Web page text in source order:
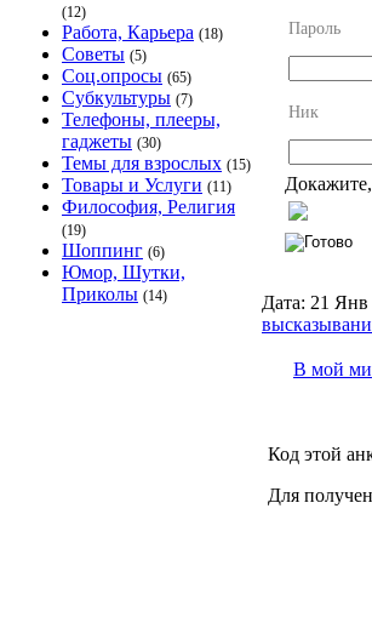
(12)
Работа, Карьера (18)
Советы (5)
Соц.опросы (65)
Субкультуры (7)
Телефоны, плееры,
гаджеты (30)
Темы для взрослых (15)
Товары и Услуги (11)
Философия, Религия
(19)
Шоппинг (6)
Юмор, Шутки,
Приколы (14)
Пароль
Ник
Дата: 21 Янв
В мой
Код этой
Для